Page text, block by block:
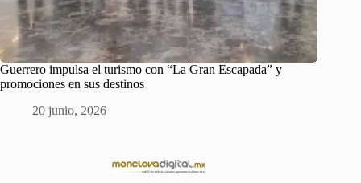
Guerrero impulsa el turismo con “La Gran Escapada” y
promociones en sus destinos
20 junio, 2026